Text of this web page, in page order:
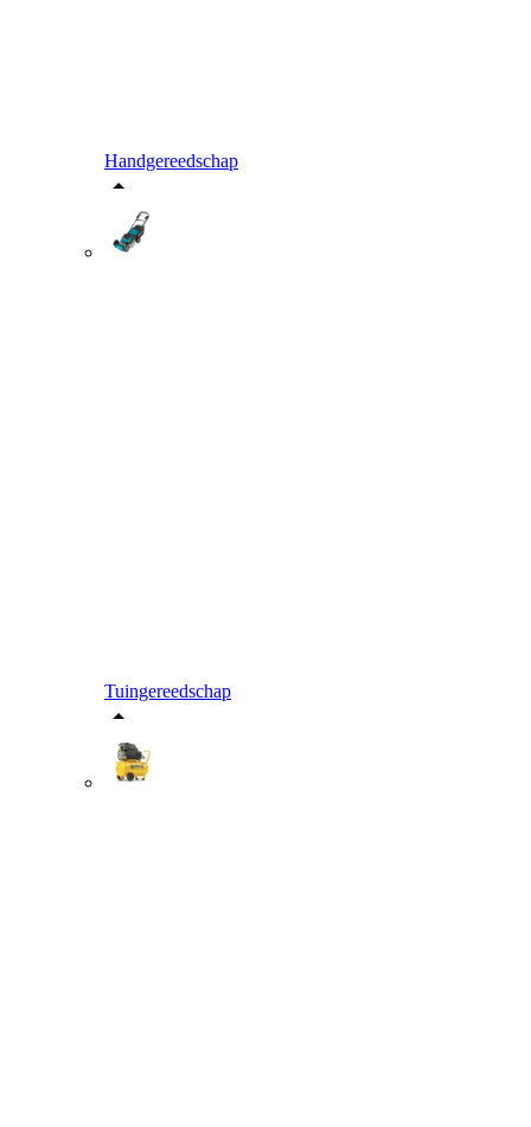
Handgereedschap
Tuingereedschap